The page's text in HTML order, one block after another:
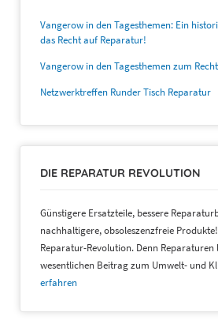
Vangerow in den Tagesthemen: Ein
das Recht auf Reparatur!
Vangerow in den Tagesthemen zum
Netzwerktreffen Runder Tisch Reparatur
DIE REPARATUR REVOLUTION
Günstigere Ersatzteile, bessere
nachhaltigere, obsoleszenzfreie
Reparatur-Revolution. Denn Reparaturen
wesentlichen Beitrag zum Umwelt- und
erfahren